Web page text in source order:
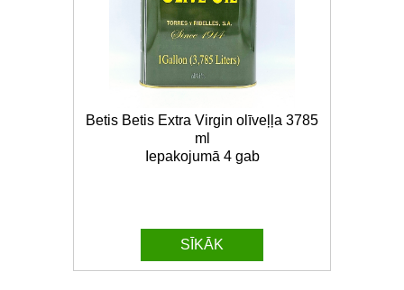
Betis Betis Extra Virgin olīveļļa 3785
ml
Iepakojumā 4 gab
SĪKĀK